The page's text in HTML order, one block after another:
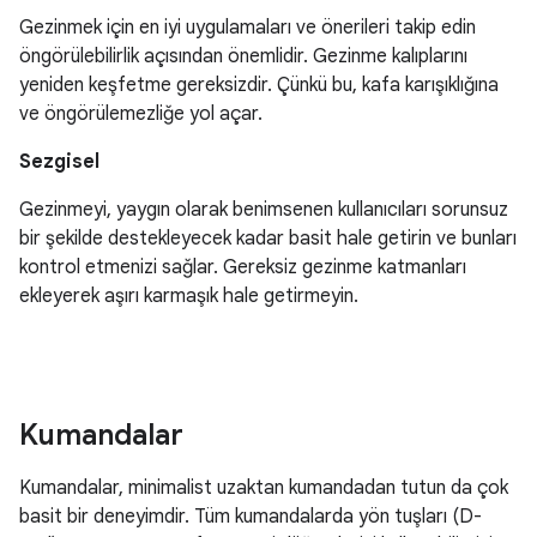
Gezinmek için en iyi uygulamaları ve önerileri takip edin
öngörülebilirlik açısından önemlidir. Gezinme kalıplarını
yeniden keşfetme gereksizdir. Çünkü bu, kafa karışıklığına
ve öngörülemezliğe yol açar.
Sezgisel
Gezinmeyi, yaygın olarak benimsenen kullanıcıları sorunsuz
bir şekilde destekleyecek kadar basit hale getirin ve bunları
kontrol etmenizi sağlar. Gereksiz gezinme katmanları
ekleyerek aşırı karmaşık hale getirmeyin.
Kumandalar
Kumandalar, minimalist uzaktan kumandadan tutun da çok
basit bir deneyimdir. Tüm kumandalarda yön tuşları (D-